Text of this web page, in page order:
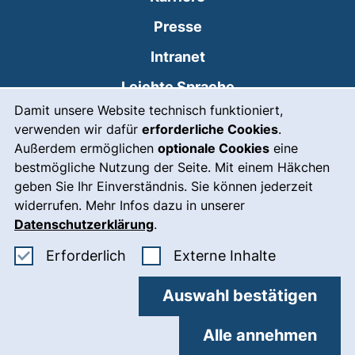
Damit unsere Website technisch funktioniert,
verwenden wir dafür erforderliche Cookies.
Außerdem ermöglichen optionale Cookies eine
bestmögliche Nutzung der Seite. Mit einem Häkchen
geben Sie Ihr Einverständnis. Sie können jederzeit
widerrufen. Mehr Infos dazu in unserer
Datenschutzerklärung.
Erforderlich Erforderliche Cookies akzeptieren
Externe Inhalte: Externe
Auswahl bestätigen
Alle annehmen
Presse
Intranet(externer Link, öffnet
Leichte Sprache
Gebärdensprache
Notfall(externer Link, öffnet
Impressum
Barrierefreiheit
Datenschutz
Cookie-Einstellungen